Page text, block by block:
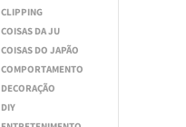
CLIPPING
COISAS DA JU
COISAS DO JAPÃO
COMPORTAMENTO
DECORAÇÃO
DIY